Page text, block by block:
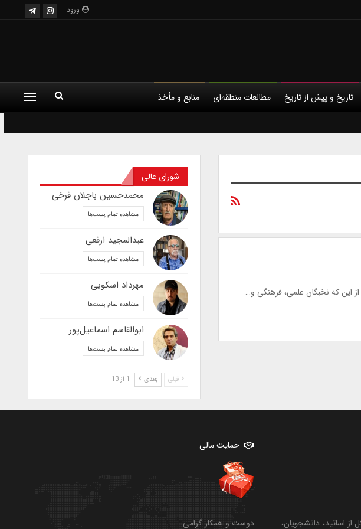
ورود
تاریخ و پیش از تاریخ مطالعات منطقه‌ای منابع و مأخذ
این که نخبگان علمی، فرهنگی و…
شورای عالی
محمدحسین باجلان فرخی
مشاهده تمام پست‌ها
عبدالمجید ارفعی
مشاهده تمام پست‌ها
مهرداد اسکویی
مشاهده تمام پست‌ها
ابوالقاسم اسماعیل‌پور
مشاهده تمام پست‌ها
قبلی بعدی 1 از 13
اساتید، دانشجویان،
حمایت مالی
دوست و همکار گرامی